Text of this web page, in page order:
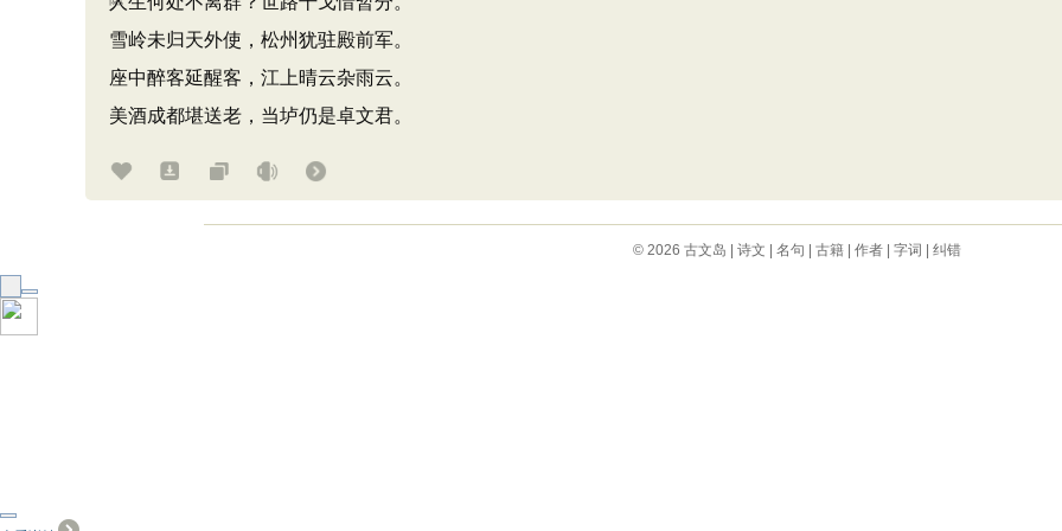
雪岭未归天外使，松州犹驻殿前军。
座中醉客延醒客，江上晴云杂雨云。
美酒成都堪送老，当垆仍是卓文君。
© 2026 古文岛 诗文 名句 古籍| 作者| 字词 纠错